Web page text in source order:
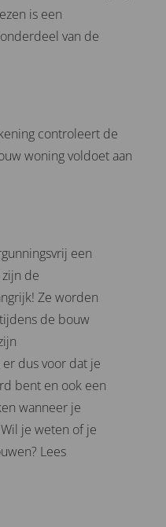
is een
van de
controleert de
woning voldoet aan
een
de
Ze worden
de bouw
dus voor dat je
bent en ook een
wanneer je
je weten of je
Lees